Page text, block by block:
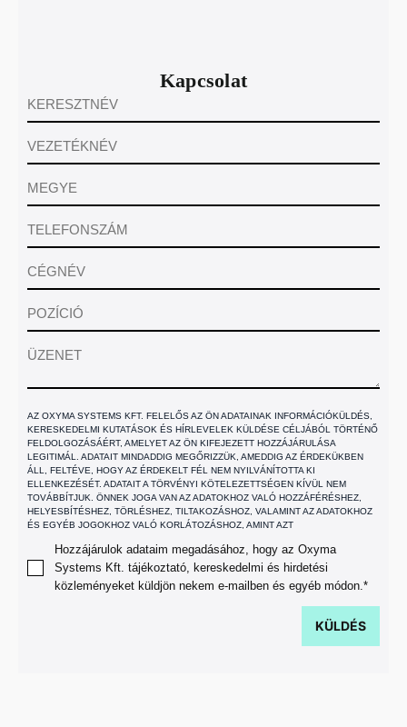
Kapcsolat
AZ OXYMA SYSTEMS KFT. FELELŐS AZ ÖN ADATAINAK INFORMÁCIÓKÜLDÉS,
KERESKEDELMI KUTATÁSOK ÉS HÍRLEVELEK KÜLDÉSE CÉLJÁBÓL TÖRTÉNŐ
FELDOLGOZÁSÁÉRT, AMELYET AZ ÖN KIFEJEZETT HOZZÁJÁRULÁSA
LEGITIMÁL. ADATAIT MINDADDIG MEGŐRIZZÜK, AMEDDIG AZ ÉRDEKÜKBEN
ÁLL, FELTÉVE, HOGY AZ ÉRDEKELT FÉL NEM NYILVÁNÍTOTTA KI
ELLENKEZÉSÉT. ADATAIT A TÖRVÉNYI KÖTELEZETTSÉGEN KÍVÜL NEM
TOVÁBBÍTJUK. ÖNNEK JOGA VAN AZ ADATOKHOZ VALÓ HOZZÁFÉRÉSHEZ,
HELYESBÍTÉSHEZ, TÖRLÉSHEZ, TILTAKOZÁSHOZ, VALAMINT AZ ADATOKHOZ
ÉS EGYÉB JOGOKHOZ VALÓ KORLÁTOZÁSHOZ, AMINT AZT
Hozzájárulok adataim megadásához, hogy az Oxyma
Systems Kft. tájékoztató, kereskedelmi és hirdetési
közleményeket küldjön nekem e-mailben és egyéb módon.*
KÜLDÉS